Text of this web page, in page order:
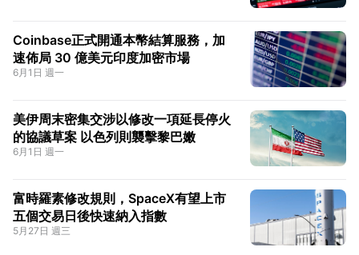
Coinbase正式開通本幣結算服務，加
速佈局 30 億美元印度加密市場
6月1日 週一
美伊周末密集交涉以修改一項延長停火
的協議草案 以色列則襲擊黎巴嫩
6月1日 週一
富時羅素修改規則，SpaceX有望上市
五個交易日後快速納入指數
5月27日 週三